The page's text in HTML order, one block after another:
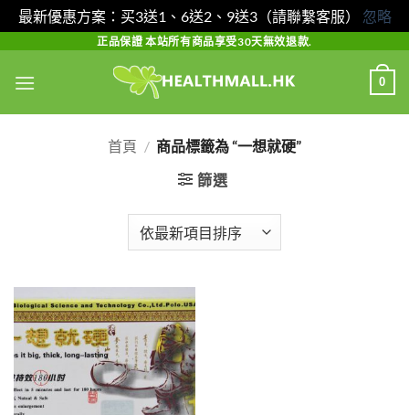
最新優惠方案：买3送1、6送2、9送3（請聯繫客服） 忽略
content
正品保證 本站所有商品享受30天無效退款.
0
首頁 / 商品標籤為 “一想就硬”
篩選